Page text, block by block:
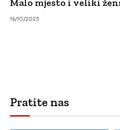
Malo mjesto i veliki
16/10/2025
Pratite nas